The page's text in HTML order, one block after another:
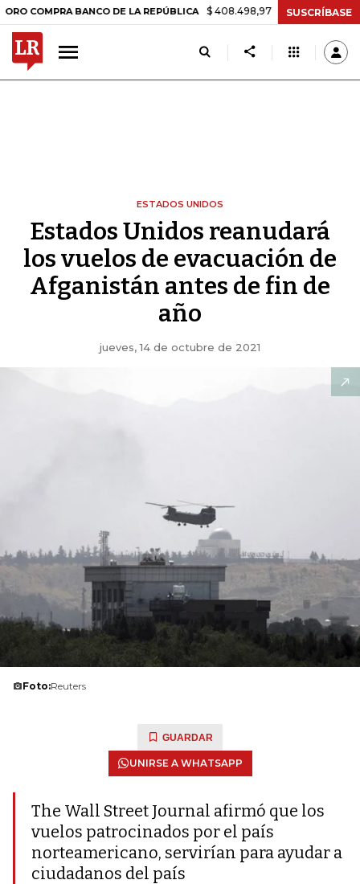
BANCO DE LA REPÚBLICA $ 408.498,97 +$ 8.753,81 +2,19%
SUSCRÍBASE
ESTADOS UNIDOS
Estados Unidos reanudará
los vuelos de evacuación de
Afganistán antes de fin de
año
jueves, 14 de octubre de 2021
Foto:Reuters
GUARDAR
UNIRSE A WHATSAPP
The Wall Street Journal afirmó que los
vuelos patrocinados por el país
norteamericano, servirían para ayudar a
ciudadanos del país